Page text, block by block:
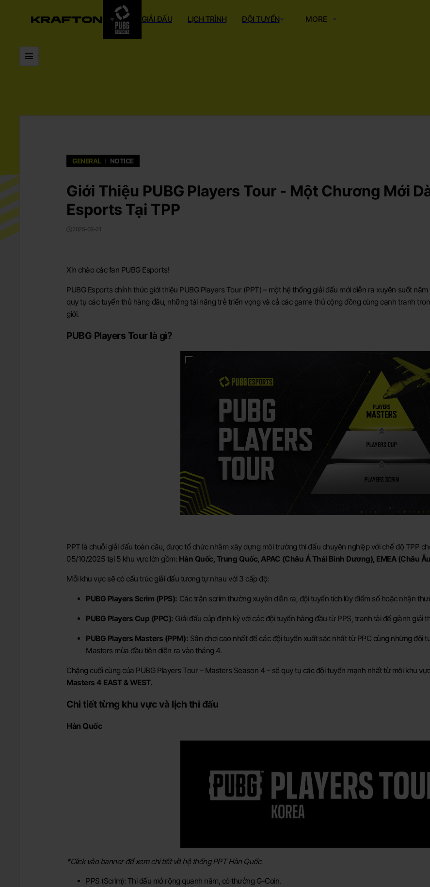
GIẢI ĐẤU LỊCH TRÌNH ĐỘI TUYỂN MORE
GENERAL NOTICE
Giới Thiệu PUBG Players Tour - Một Chương Mới
Esports Tại TPP
2025-03-21
Xin chào các fan PUBG Esports!
PUBG Esports chính thức giới thiệu PUBG Players Tour (PPT) – một hệ thống giải đấu mới diễn ra xuyên suốt
quy tụ các tuyển thủ hàng đầu, những tài năng trẻ triển vọng và cả các game thủ cộng đồng cùng cạnh tranh
giới.
PUBG Players Tour là gì?
PPT là chuỗi giải đấu toàn cầu, được tổ chức nhằm xây dựng môi trường thi đấu chuyên nghiệp với chế độ TPP
05/10/2025 tại 5 khu vực lớn gồm: Hàn Quốc, Trung Quốc, APAC (Châu Á Thái Bình Dương), EMEA (Châu
Mỗi khu vực sẽ có cấu trúc giải đấu tương tự nhau với 3 cấp độ:
PUBG Players Scrim (PPS): Các trận scrim thường xuyên diễn ra, đội tuyển tích lũy điểm số hoặc nhận
PUBG Players Cup (PPC): Giải đấu cúp định kỳ với các đội tuyển hàng đầu từ PPS, tranh tài để giành giải
PUBG Players Masters (PPM): Sân chơi cao nhất để các đội tuyển xuất sắc nhất từ PPC cùng những đội
Masters mùa đầu tiên diễn ra vào tháng 4.
Chặng cuối cùng của PUBG Players Tour – Masters Season 4 – sẽ quy tụ các đội tuyển mạnh nhất từ mỗi khu
Masters 4 EAST & WEST.
Chi tiết từng khu vực và lịch thi đấu
Hàn Quốc
*Click vào banner để xem chi tiết về hệ thống PPT Hàn Quốc.
PPS (Scrim): Thi đấu mở rộng quanh năm, có thưởng G-Coin.